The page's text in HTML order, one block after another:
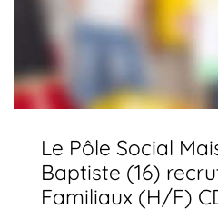
Le Pôle Social
Baptiste (16)
Familiaux (H/F)